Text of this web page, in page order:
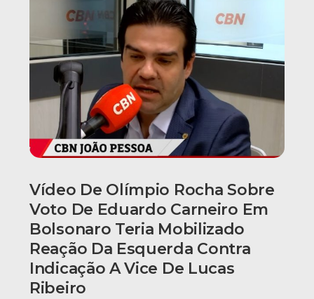
Vídeo De Olímpio Rocha Sobre
Voto De Eduardo Carneiro Em
Bolsonaro Teria Mobilizado
Reação Da Esquerda Contra
Indicação A Vice De Lucas
Ribeiro